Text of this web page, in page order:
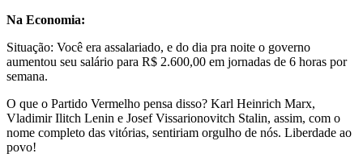
Na Economia:
Situação: Você era assalariado, e do dia pra noite o governo
aumentou seu salário para R$ 2.600,00 em jornadas de 6 horas por
semana.
O que o Partido Vermelho pensa disso? Karl Heinrich Marx,
Vladimir Ilitch Lenin e Josef Vissarionovitch Stalin, assim, com o
nome completo das vitórias, sentiriam orgulho de nós. Liberdade ao
povo!